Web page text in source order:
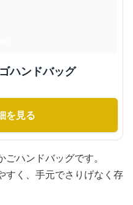
ハンドバッグ
を見る
ハンドバッグです。
すく、手元でさりげなく存